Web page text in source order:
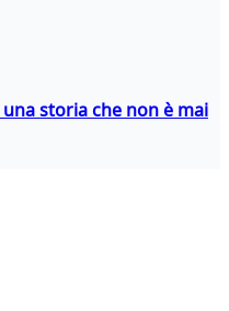
storia che non è mai